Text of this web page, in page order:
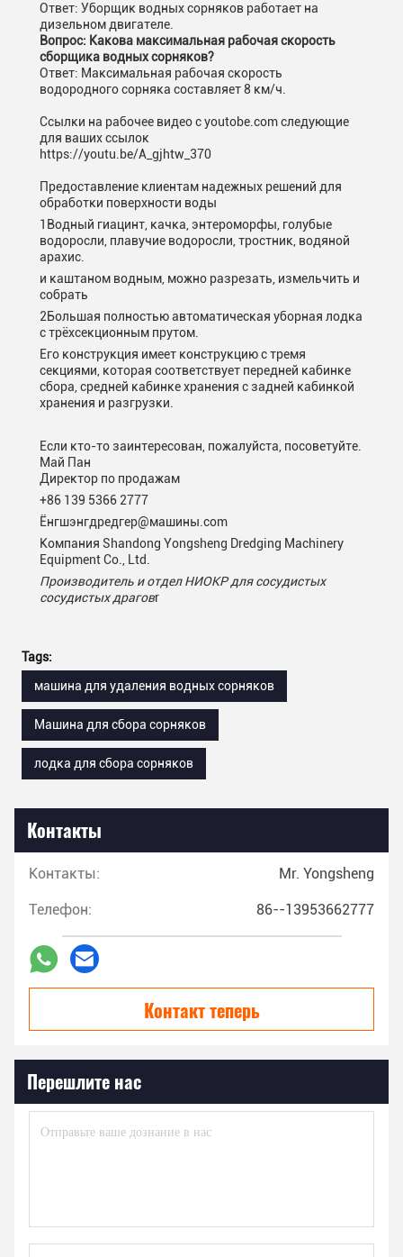
Ответ: Уборщик водных сорняков работает на
дизельном двигателе.
Вопрос: Какова максимальная рабочая скорость
сборщика водных сорняков?
Ответ: Максимальная рабочая скорость
водородного сорняка составляет 8 км/ч.
Ссылки на рабочее видео с youtobe.com следующие
для ваших ссылок
https://youtu.be/A_gjhtw_370
Предоставление клиентам надежных решений для
обработки поверхности воды
1Водный гиацинт, качка, энтероморфы, голубые
водоросли, плавучие водоросли, тростник, водяной
арахис.
и каштаном водным, можно разрезать, измельчить и
собрать
2Большая полностью автоматическая уборная лодка
с трёхсекционным прутом.
Его конструкция имеет конструкцию с тремя
секциями, которая соответствует передней кабинке
сбора, средней кабинке хранения с задней кабинкой
хранения и разгрузки.
Если кто-то заинтересован, пожалуйста, посоветуйте.
Май Пан
Директор по продажам
+86 139 5366 2777
Ёнгшэнгдредгер@машины.com
Компания Shandong Yongsheng Dredging Machinery
Equipment Co., Ltd.
Производитель и отдел НИОКР для сосудистых
сосудистых драговr
Tags:
машина для удаления водных сорняков
Машина для сбора сорняков
лодка для сбора сорняков
Контакты
Контакты: Mr. Yongsheng
Телефон: 86--13953662777
Контакт теперь
Перешлите нас